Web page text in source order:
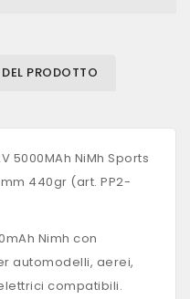
PRODOTTO
5000MAh NiMh Sports
440gr (art. PP2-
Nimh con
automodelli, aerei,
compatibili.